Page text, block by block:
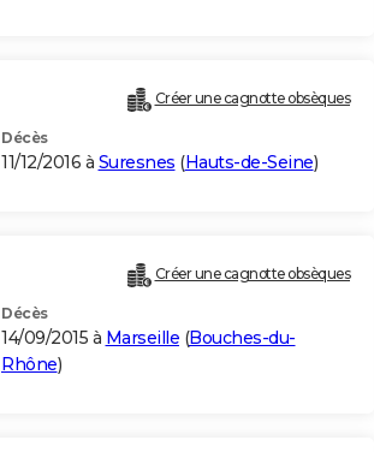
Créer une cagnotte obsèques
Décès
11/12/2016 à Suresnes (Hauts-de-Seine)
Créer une cagnotte obsèques
Décès
14/09/2015 à Marseille (Bouches-du-
Rhône)